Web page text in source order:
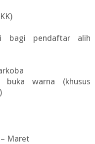
bagi pendaftar alih
warna (khusus
Maret